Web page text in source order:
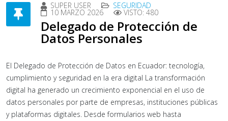
SUPER USER SEGURIDAD
10 MARZO 2026 VISTO: 480
Delegado de Protección de
Datos Personales
El Delegado de Protección de Datos en Ecuador: tecnología,
cumplimiento y seguridad en la era digital La transformación
digital ha generado un crecimiento exponencial en el uso de
datos personales por parte de empresas, instituciones públicas
y plataformas digitales. Desde formularios web hasta